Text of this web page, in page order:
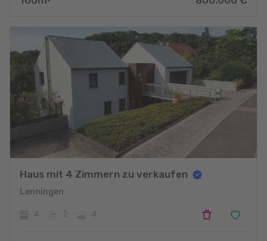
Haus mit 4 Zimmern zu verkaufen
Lenningen